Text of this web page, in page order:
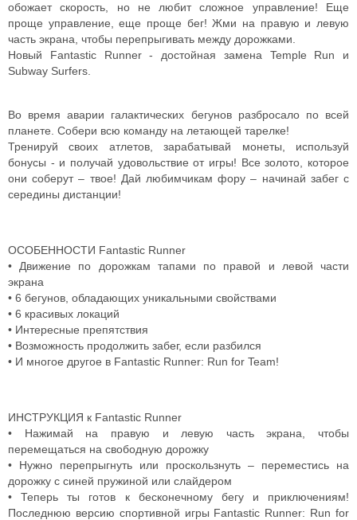
обожает скорость, но не любит сложное управление! Еще
проще управление, еще проще бег! Жми на правую и левую
часть экрана, чтобы перепрыгивать между дорожками.
Новый Fantastic Runner - достойная замена Temple Run и
Subway Surfers.
Во время аварии галактических бегунов разбросало по всей
планете. Собери всю команду на летающей тарелке!
Тренируй своих атлетов, зарабатывай монеты, используй
бонусы - и получай удовольствие от игры! Все золото, которое
они соберут – твое! Дай любимчикам фору – начинай забег с
середины дистанции!
ОСОБЕННОСТИ Fantastic Runner
• Движение по дорожкам тапами по правой и левой части
экрана
• 6 бегунов, обладающих уникальными свойствами
• 6 красивых локаций
• Интересные препятствия
• Возможность продолжить забег, если разбился
• И многое другое в Fantastic Runner: Run for Team!
ИНСТРУКЦИЯ к Fantastic Runner
• Нажимай на правую и левую часть экрана, чтобы
перемещаться на свободную дорожку
• Нужно перепрыгнуть или проскользнуть – переместись на
дорожку с синей пружиной или слайдером
• Теперь ты готов к бесконечному бегу и приключениям!
Последнюю версию спортивной игры Fantastic Runner: Run for